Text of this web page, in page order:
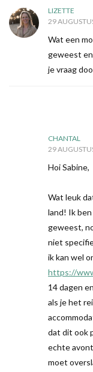
LIZETTE
29
Wat een
geweest
je vraag
CHANTAL
29
Hoi Sabine,
Wat leuk
land! Ik
geweest,
niet
ik kan wel
https://
14 dagen
als je het
dat dit ook
echte
moet